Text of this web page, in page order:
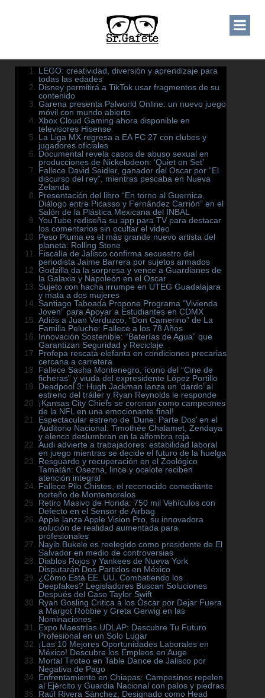
LEGO: creatividad, diversión y aprendizaje para
todas las edades
Disney permitirá a TikTok usar fragmentos de su
contenido
Garena presenta Palworld Online: un nuevo juego
móvil con mundo abierto
Xbox Cloud Gaming ahora disponible en
televisores Hisense
La Liga MX regresa a EA FC 27 con clubes y
jugadores oficiales
Documental revela casos de abuso sexual en
producciones de Nickelodeon: ‘Quiet on Set’
Fallece David Seidler, ganador del Oscar por “El
discurso del rey”, mientras pescaba en Nueva
Zelanda
Presentación del libro “En torno al Guernica.
Diálogo entre Picasso y Fernández Carrión” en el
Salón de la Plástica Mexicana del INBAL
YouTube rediseña su app para TV para destacar
los comentarios sin ocultar el video
Peso Pluma es el más grande nuevo artista del
planeta: Rolling Stone
Fiscalía de Jalisco confirma secuestro del
periodista Jaime Barrera por sujetos armados
Godzilla da la sorpresa y vence a Guardianes de
la Galaxia y Napoleón en el Oscar
Sujeto con hacha irrumpe en UTEG Guadalajara
y mata a dos mujeres
Santiago Taboada Propone Programa “Vivienda
Joven” para Apoyar a Estudiantes en CDMX
Adiós a Juan Verduzco, “Don Camerino” de La
Familia Peluche: Fallece a los 78 Años
Innovación Sostenible: “Baterías de Agua” que
Garantizan Seguridad y Reciclaje
Profepa rescata elefanta en condiciones precarias
cercana a carretera
Fallece Sasha Montenegro, ícono del “Cine de
ficheras” y viuda del expresidente López Portillo
Deadpool 3: Hugh Jackman lanza un ‘dardo’ al
estreno del tráiler y Ryan Reynolds le responde
¡Kansas City Chiefs se coronan como campeones
de la NFL en una emocionante final!
Espectacular estreno de ‘Dune: Parte Dos’ en el
Auditorio Nacional: Timothée Chalamet, Zendaya
y elenco deslumbran en la alfombra roja.
Audi advierte a trabajadores: estabilidad laboral
en juego mientras se decide el futuro de la huelga
Resguardo y recuperación en el Zoológico
Tamatán: Osezna, lince y ocelote reciben
atención integral
Fallece Pilo Chistes, el reconocido comediante
norteño de Montemorelos
Retiro Masivo de Honda: 750 mil Vehículos con
Defecto en el Sensor de Airbag
Apple lanza Apple Vision Pro, su innovadora
solución de realidad aumentada para
profesionales
Nayib Bukele es reelegido como presidente de El
Salvador en medio de controversias
Diablos Rojos y Yankees de Nueva York
Disputarán Dos Partidos en México
¿Cómo Está EE. UU. Combatiendo los
Deepfakes? Legisladores Buscan Soluciones
Después del Caso Taylor Swift
Ryan Gosling Critica a los Óscar por Dejar Fuera
a Margot Robbie y Greta Gerwig en las
Nominaciones
Expo Maestrías UDLAP: Descubre Tu Futuro
Profesional en un Solo Lugar
¡Las 10 Mejores Oportunidades Laborales en
México! Descubre los Empleos en Auge
Mortal Tiroteo en Table Dance de Jalisco por
Negativa de Pago
Enfrentamiento en Chiapas: Campesinos repelen
al Ejército y Guardia Nacional con palos y piedras.
Raúl Rivera Sánchez, Designado como Head